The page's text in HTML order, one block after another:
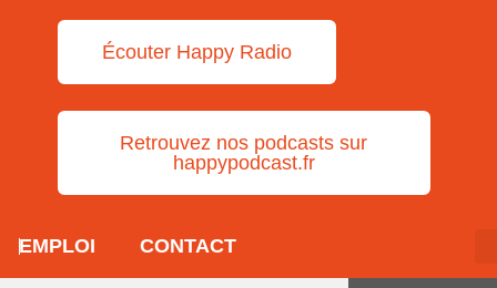
Écouter Happy Radio
Retrouvez nos podcasts sur
happypodcast.fr
EMPLOI CONTACT